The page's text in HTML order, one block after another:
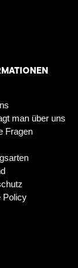
man über uns
Fragen
Policy